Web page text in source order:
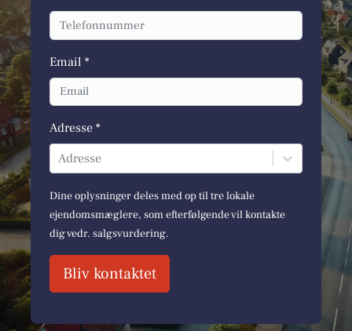
Email *
Adresse *
Adresse
Dine oplysninger deles med op til tre lokale
ejendomsmæglere, som efterfølgende vil kontakte
dig vedr. salgsvurdering.
Bliv kontaktet